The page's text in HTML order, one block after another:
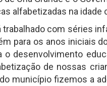
alfabetizadas na idade
com séries
para os anos iniciais
o desenvolvimento
de nossas
município fizemos a